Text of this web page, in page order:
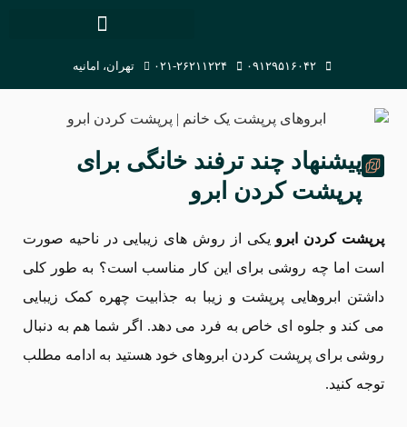
۰۹۱۲۹۵۱۶۰۴۲ ۰۲۱-۲۶۲۱۱۲۲۴ تهران، امانیه
پیشنهاد چند ترفند خانگی برای
پرپشت کردن ابرو
پرپشت کردن ابرو یکی از روش های زیبایی در ناحیه صورت
است اما چه روشی برای این کار مناسب است؟ به طور کلی
داشتن ابروهایی پرپشت و زیبا به جذابیت چهره کمک زیبایی
می کند و جلوه ای خاص به فرد می دهد‌. اگر شما هم به دنبال
روشی برای پرپشت کردن ابروهای خود هستید به ادامه مطلب
توجه کنید.